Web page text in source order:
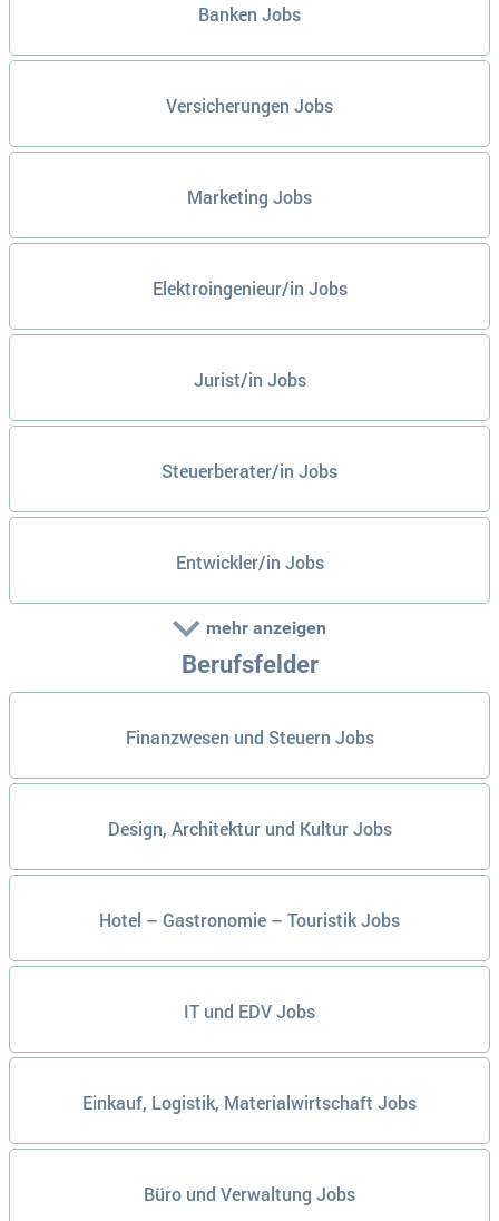
Banken Jobs
Versicherungen Jobs
Marketing Jobs
Elektroingenieur/in Jobs
Jurist/in Jobs
Steuerberater/in Jobs
Entwickler/in Jobs
mehr anzeigen
Berufsfelder
Finanzwesen und Steuern Jobs
Design, Architektur und Kultur Jobs
Hotel – Gastronomie – Touristik Jobs
IT und EDV Jobs
Einkauf, Logistik, Materialwirtschaft Jobs
Büro und Verwaltung Jobs